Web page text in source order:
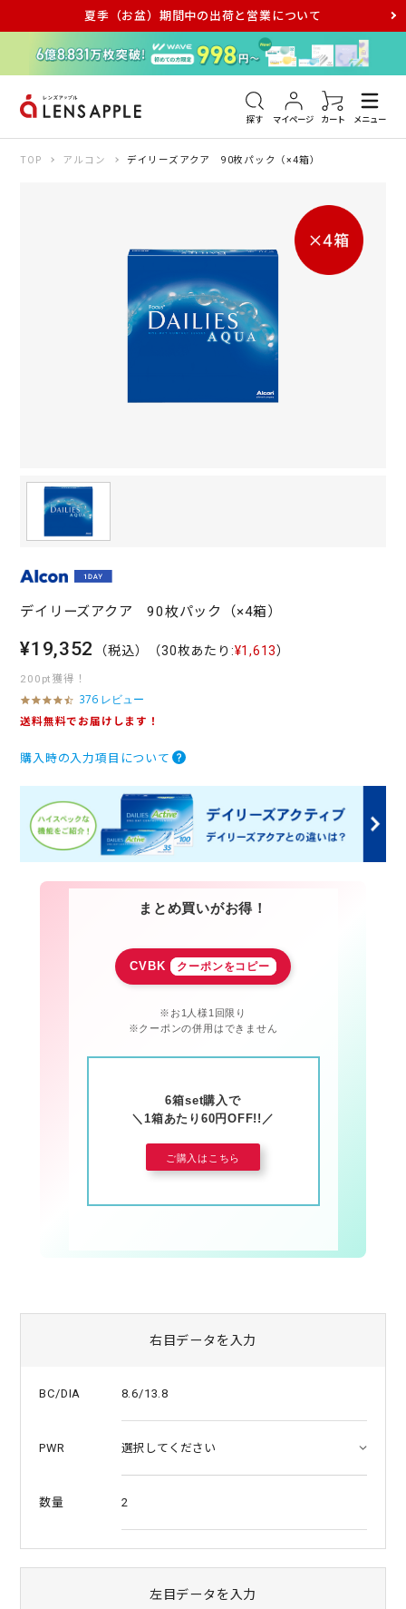
夏季（お盆）期間中の出荷と営業について
探す マイページ カート メニュー
アキュビュー メダリスト メガネ
TOP アルコン デイリーズアクア 90枚パック（×4箱）
デイリーズアクア 90枚パック（×4箱）
¥19,352 （税込） （30枚あたり:¥1,613）
200pt獲得！
4
.
t
r
a
t
g
376 レビュー
送料無料でお届けします！
購入時の入力項目について
まとめ買いがお得！
CVBK クーポンをコピー
※お1人様1回限り
※クーポンの併用はできません
6箱set購入で
＼1箱あたり60円OFF!!／
ご購入はこちら
右目データを入力
BC/DIA 8.6/13.8
PWR
数量 2
左目データを入力